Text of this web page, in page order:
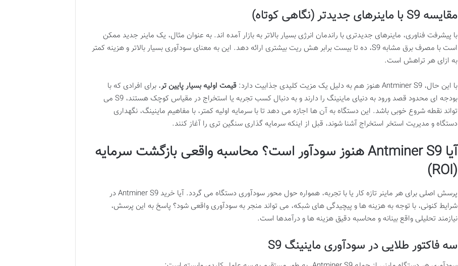
مقایسه S9 با ماینرهای جدیدتر (نگاهی کوتاه)
با پیشرفت فناوری، ماینرهای جدیدتری با راندمان انرژی بسیار بالاتر به بازار آمده اند. به عنوان مثال، یک ماینر جدید ممکن
است با مصرف برق مشابه S9، ده تا بیست برابر هش ریت بیشتری ارائه دهد. این به معنای سودآوری بسیار بالاتر و هزینه کمتر
به ازای هر تراهش است.
با این حال، Antminer S9 هنوز هم به دلیل یک مزیت کلیدی جذابیت دارد: قیمت اولیه بسیار پایین تر. برای افرادی که با
بودجه ای محدود قصد ورود به دنیای ماینینگ را دارند و به دنبال کسب تجربه یا استخراج در مقیاس کوچک هستند، S9 می
تواند نقطه شروع خوبی باشد. این دستگاه به آن ها اجازه می دهد تا با سرمایه اولیه کمتر، با مفاهیم ماینینگ، نگهداری
دستگاه و مدیریت استخر استخراج آشنا شوند، قبل از اینکه سرمایه گذاری سنگین تری را آغاز کنند.
آیا Antminer S9 هنوز سودآور است؟ محاسبه واقعی بازگشت سرمایه
(ROI)
پرسش اصلی برای هر ماینر تازه کار یا با تجربه، همواره حول محور سودآوری دستگاه می گردد. آیا خرید Antminer S9 در
شرایط کنونی، با توجه به هزینه ها و پیچیدگی های شبکه، می تواند منجر به سودآوری واقعی شود؟ پاسخ به این پرسش،
نیازمند تحلیلی واقع بینانه و محاسبه دقیق هزینه ها و درآمدها است.
سه فاکتور طلایی در سودآوری ماینینگ S9